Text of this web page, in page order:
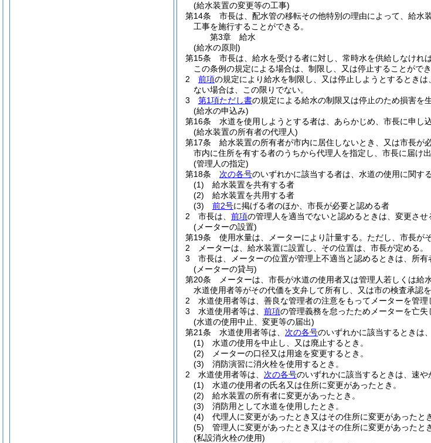
(給水装置の変更等の工事)
第14条
市長は、配水管の移転その他特別の理由によって、給水
工事を施行することができる。
第3章
給水
(給水の原則)
第15条
市長は、給水を受ける者に対し、常時水を供給しなけれ
この条例の規定による場合は、制限し、又は停止することができ
2
前項の規定により給水を制限し、又は停止しようとするとき
ない場合は、この限りでない。
3
第1項ただし書の規定による給水の制限又は停止のため損害を
(給水の申込み)
第16条
水道を使用しようとする者は、あらかじめ、市長に申し
(給水装置の所有者の代理人)
第17条
給水装置の所有者が市内に居住しないとき、又は市長が
市内に住所を有する者のうちから代理人を指定し、市長に届け
(管理人の指定)
第18条
次の各号のいずれかに該当する者は、水道の使用に関す
(1)
給水装置を共有する者
(2)
給水装置を共用する者
(3)
前2号に掲げる者のほか、市長が必要と認める者
2
市長は、 前項の管理人を適当でないと認めるときは、変更させ
(メーターの設置)
第19条
使用水量は、メーターにより計量する。 ただし、市長が
2
メーターは、給水装置に設置し、その位置は、市長が定める。
3
市長は、メーターの位置が管理上不適当と認めるときは、所
(メーターの貸与)
第20条
メーターは、市長が水道の使用者又は管理人若しくは給
水道使用者等がその代価を支弁して所有し、又は市の検査承認
2
水道使用者等は、善良な管理者の注意をもってメーターを管理
3
水道使用者等は、 前項の管理義務を怠ったためメーターを亡
(水道の使用中止、変更等の届出)
第21条
水道使用者等は、 次の各号のいずれかに該当するときは
(1)
水道の使用を中止し、又は廃止するとき。
(2)
メーターの口径又は用途を変更するとき。
(3)
消防演習に消火栓を使用するとき。
2
水道使用者等は、 次の各号のいずれかに該当するときは、速や
(1)
水道の使用者の氏名又は住所に変更があったとき。
(2)
給水装置の所有者に変更があったとき。
(3)
消防用として水道を使用したとき。
(4)
代理人に変更があったとき又はその住所に変更があったとき
(5)
管理人に変更があったとき又はその住所に変更があったとき
(私設消火栓の使用)